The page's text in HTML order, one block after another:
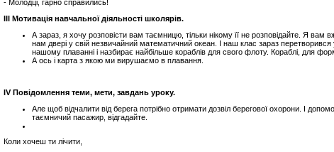
- Молодці, гарно справились!
III Мотивація навчальної діяльності школярів.
А зараз, я хочу розповісти вам таємницю, тільки нікому її не розповідайте. Я вам
нам двері у свій незвичайний математичний океан. І наш клас зараз
нашому плаванні і назбирає найбільше кораблів для свого флоту. Кораблі, для
А ось і карта з якою ми вирушаємо в плавання.
IV Повідомлення теми, мети, завдань уроку.
Але щоб відчалити від берега потрібно отримати дозвіл берегової охорони. І
таємничий пасажир, відгадайте.
Коли хочеш ти лічити,